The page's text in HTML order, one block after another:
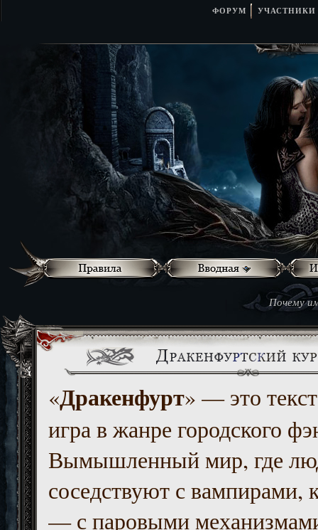
ФОРУМ УЧАСТНИКИ
Почему
«Дракенфурт» — это
игра в жанре городского
Вымышленный мир, где
соседствуют с вампирами,
— с паровыми